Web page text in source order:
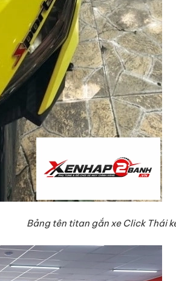
Bảng tên titan gắn xe Click Thái